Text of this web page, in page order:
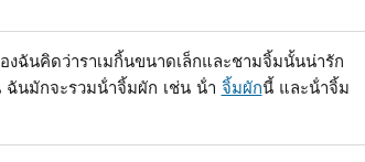
ฉันคิดว่าราเมกิ้นขนาดเล็กและชามจิ้มนั้นน่ารัก
ฉันมักจะรวมน้ําจิ้มผัก เช่น น้ํา จิ้มผักนี้ และน้ําจิ้ม